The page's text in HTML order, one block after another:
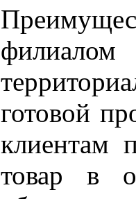
готовой
клиентам
товар в